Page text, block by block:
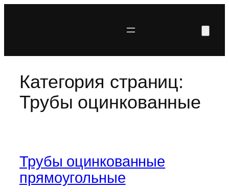
Категория страниц:
Трубы оцинкованные
Трубы оцинкованные
прямоугольные